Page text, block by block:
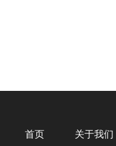
首页 关于我们